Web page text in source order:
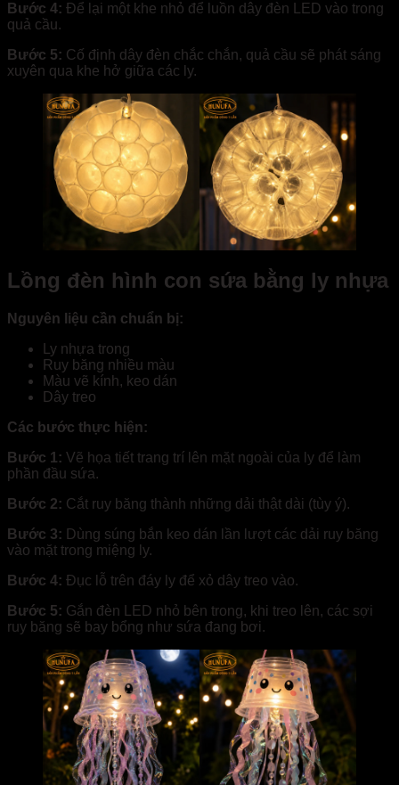
Bước 4: Để lại một khe nhỏ để luồn dây đèn LED vào trong
quả cầu.
Bước 5: Cố định dây đèn chắc chắn, quả cầu sẽ phát sáng
xuyên qua khe hở giữa các ly.
Lồng đèn hình con sứa bằng ly nhựa
Nguyên liệu cần chuẩn bị:
Ly nhựa trong
Ruy băng nhiều màu
Màu vẽ kính, keo dán
Dây treo
Các bước thực hiện:
Bước 1: Vẽ họa tiết trang trí lên mặt ngoài của ly để làm
phần đầu sứa.
Bước 2: Cắt ruy băng thành những dải thật dài (tùy ý).
Bước 3: Dùng súng bắn keo dán lần lượt các dải ruy băng
vào mặt trong miệng ly.
Bước 4: Đục lỗ trên đáy ly để xỏ dây treo vào.
Bước 5: Gắn đèn LED nhỏ bên trong, khi treo lên, các sợi
ruy băng sẽ bay bổng như sứa đang bơi.